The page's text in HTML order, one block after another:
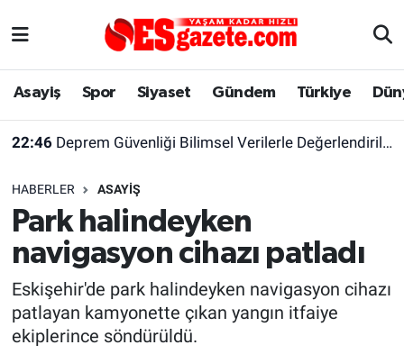
Asayiş Spor Siyaset Gündem Türkiye
22:46 Deprem Güvenliği Bilimsel Verilerle Değerlendirilmeli
HABERLER ASAYIŞ
Park halindeyken
navigasyon cihazı patladı
Eskişehir'de park halindeyken navigasyon cihazı
patlayan kamyonette çıkan yangın itfaiye
ekiplerince söndürüldü.
Asayiş
Gündem
Türkiye
Dünya
Sağlık
Yaşam
Eskişehirspor Arşivi
Eskişehir Arşivi
Röportaj
Ekonomi
Eskişehir Nöbetçi Eczaneler
Süper Lig Puan Durumu ve Fikstür
Tüm Manşetler
Son Dakika Haberleri
Haber Arşivi